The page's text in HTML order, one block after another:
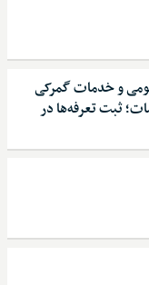
و خدمات گمرکی
ثبت تعرفه‌ها در